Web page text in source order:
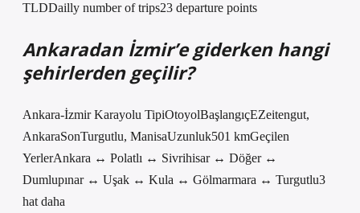
TLDDailly number of trips23 departure points
Ankaradan İzmir’e giderken hangi
şehirlerden geçilir?
Ankara-İzmir Karayolu TipiOtoyolBaşlangıçEZeitengut,
AnkaraSonTurgutlu, ManisaUzunluk501 kmGeçilen
YerlerAnkara ↔ Polatlı ↔ Sivrihisar ↔ Döğer ↔
Dumlupınar ↔ Uşak ↔ Kula ↔ Gölmarmara ↔ Turgutlu3
hat daha